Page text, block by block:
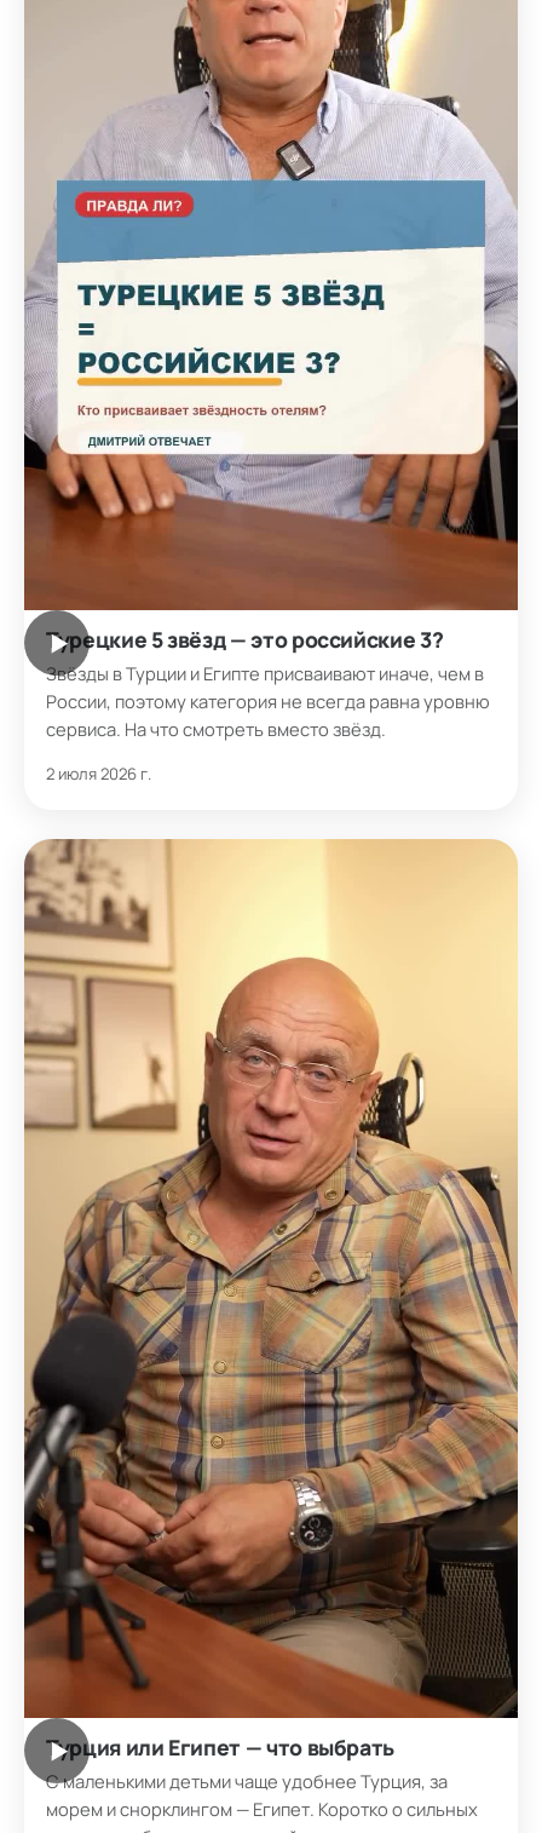
▶
Турецкие 5 звёзд — это российские 3?
Звёзды в Турции и Египте присваивают иначе, чем в
России, поэтому категория не всегда равна уровню
сервиса. На что смотреть вместо звёзд.
2 июля 2026 г.
▶
Турция или Египет — что выбрать
С маленькими детьми чаще удобнее Турция, за
морем и снорклингом — Египет. Коротко о сильных